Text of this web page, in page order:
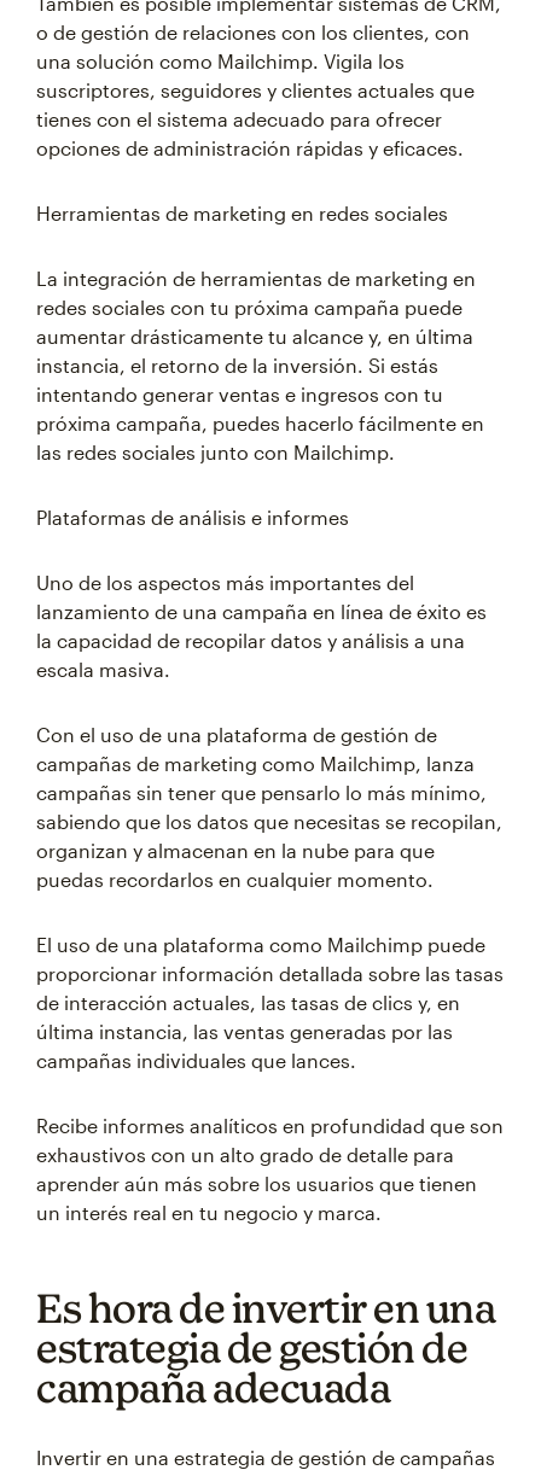
o de gestión de relaciones con los clientes, con
una solución como Mailchimp. Vigila los
suscriptores, seguidores y clientes actuales que
tienes con el sistema adecuado para ofrecer
opciones de administración rápidas y eficaces.
Herramientas de marketing en redes sociales
La integración de herramientas de marketing en
redes sociales con tu próxima campaña puede
aumentar drásticamente tu alcance y, en última
instancia, el retorno de la inversión. Si estás
intentando generar ventas e ingresos con tu
próxima campaña, puedes hacerlo fácilmente en
las redes sociales junto con Mailchimp.
Plataformas de análisis e informes
Uno de los aspectos más importantes del
lanzamiento de una campaña en línea de éxito es
la capacidad de recopilar datos y análisis a una
escala masiva.
Con el uso de una plataforma de gestión de
campañas de marketing como Mailchimp, lanza
campañas sin tener que pensarlo lo más mínimo,
sabiendo que los datos que necesitas se recopilan,
organizan y almacenan en la nube para que
puedas recordarlos en cualquier momento.
El uso de una plataforma como Mailchimp puede
proporcionar información detallada sobre las tasas
de interacción actuales, las tasas de clics y, en
última instancia, las ventas generadas por las
campañas individuales que lances.
Recibe informes analíticos en profundidad que son
exhaustivos con un alto grado de detalle para
aprender aún más sobre los usuarios que tienen
un interés real en tu negocio y marca.
Es hora de invertir en una
estrategia de gestión de
campaña adecuada
Invertir en una estrategia de gestión de campañas